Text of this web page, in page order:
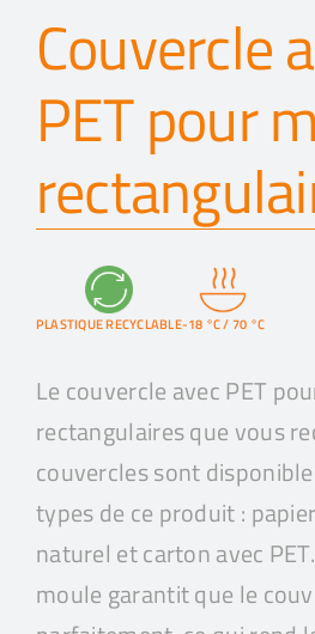
Couvercle
PET pour
PLASTIQUE RECYCLABLE-18 °C / 70 °C
Le couvercle avec PET
rectangulaires que vous
couvercles sont
types de ce produit :
naturel et carton avec
moule garantit que le